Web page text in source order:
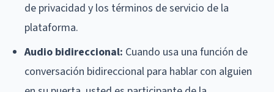
de privacidad y los términos de servicio de la
plataforma.
Audio bidireccional: Cuando usa una función de
conversación bidireccional para hablar con alguien